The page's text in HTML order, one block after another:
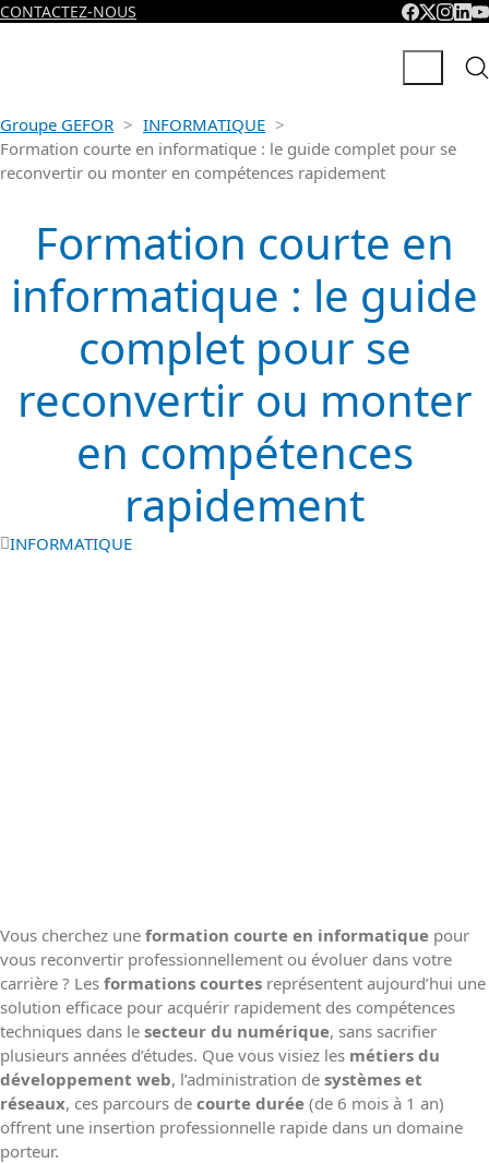
CONTACTEZ-NOUS
Groupe GEFOR > INFORMATIQUE >
Formation courte en informatique : le guide complet pour se
reconvertir ou monter en compétences rapidement
Formation courte en
informatique : le guide
complet pour se
reconvertir ou monter
en compétences
rapidement
INFORMATIQUE
Vous cherchez une formation courte en informatique pour
vous reconvertir professionnellement ou évoluer dans votre
carrière ? Les formations courtes représentent aujourd’hui une
solution efficace pour acquérir rapidement des compétences
techniques dans le secteur du numérique, sans sacrifier
plusieurs années d’études. Que vous visiez les métiers du
développement web, l’administration de systèmes et
réseaux, ces parcours de courte durée (de 6 mois à 1 an)
offrent une insertion professionnelle rapide dans un domaine
porteur.